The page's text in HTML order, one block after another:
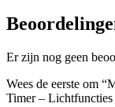
Er zijn nog geen
Wees de eerste om
Timer – Lichtfuncties